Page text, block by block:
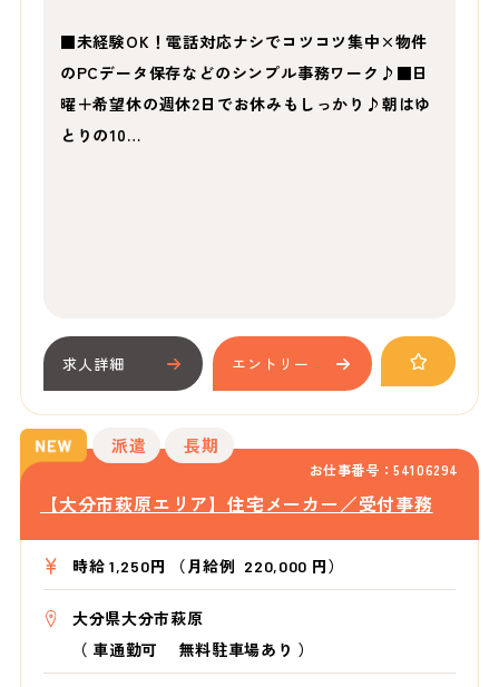
■未経験OK！電話対応ナシでコツコツ集中×物件
のPCデータ保存などのシンプル事務ワーク♪■日
曜＋希望休の週休2日でお休みもしっかり♪朝はゆ
とりの10…
求人詳細 エントリー
お仕事番号：54106294
派遣 長期
【大分市萩原エリア】住宅メーカー／受付事務
時給 1,250円 （月給例 220,000 円）
大分県大分市萩原
（ 車通勤可 無料駐車場あり ）